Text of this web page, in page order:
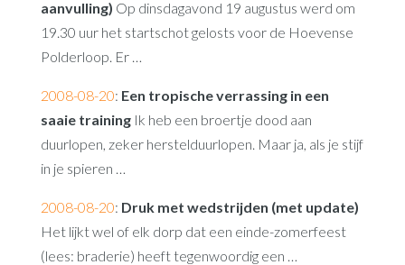
aanvulling) Op dinsdagavond 19 augustus werd om
19.30 uur het startschot gelosts voor de Hoevense
Polderloop. Er …
2008-08-20: Een tropische verrassing in een
saaie trainingIk heb een broertje dood aan
duurlopen, zeker herstelduurlopen. Maar ja, als je stijf
in je spieren …
2008-08-20: Druk met wedstrijden (met update)
Het lijkt wel of elk dorp dat een einde-zomerfeest
(lees: braderie) heeft tegenwoordig een …